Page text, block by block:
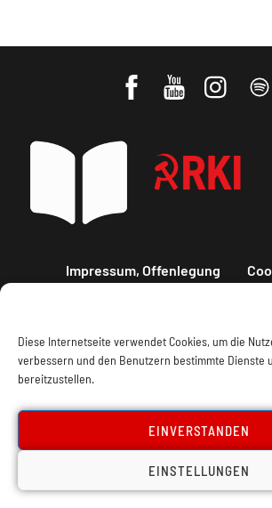
Diese Internetseite verwendet Cookies, um die
verbessern und den Benutzern bestimmte Dienste
bereitzustellen.
EINVERSTANDEN
EINSTELLUNGEN
Impressum, Offenlegung